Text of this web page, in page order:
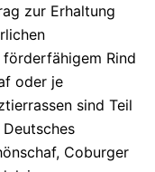
zur Erhaltung
Rind
oder je
sind Teil
Coburger